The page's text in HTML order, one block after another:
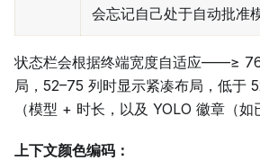
会忘记自己处于自动批准
状态栏会根据终端宽度自适应——≥
局，52–75 列时显示紧凑布局，低于
（模型 + 时长，以及 YOLO 徽章（如
上下文颜色编码：